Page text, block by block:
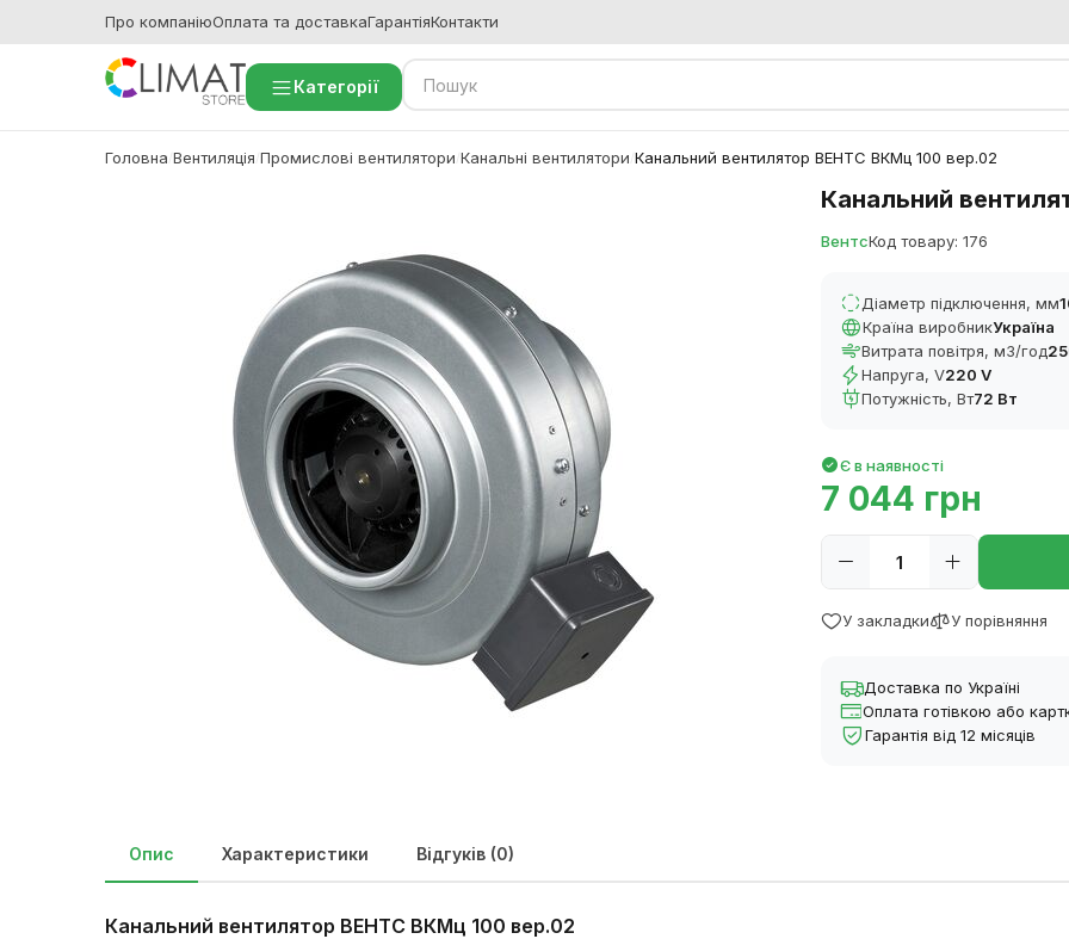
Про компаніюОплата та доставкаГарантіяКонтакти
Категорії
Головна Вентиляція Промислові вентилятори Канальні вентилятори Канальний вентилятор ВЕНТС ВКМц 100 вер.02
Канальний
ВентсКод товару: 176
Діаметр підключення, мм
Країна виробникУкраїна
Витрата повітря, м3/год
Напруга, V220 V
Потужність, Вт72 Вт
Є в наявності
7 044 грн
У закладки У порівняння
Доставка по Україні
Оплата готівкою або
Гарантія від 12 місяців
Опис Характеристики Відгуків (0)
Канальний вентилятор ВЕНТС ВКМц 100 вер.02